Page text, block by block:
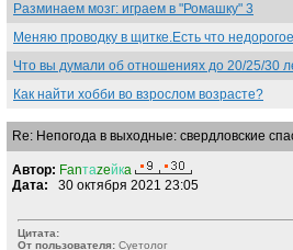
Разминаем мозг: играем в "Ромашку" 3
Меняю проводку в щитке.Есть что
Что вы думали об отношениях до 20/25/30
Как найти хобби во взрослом возрасте?
Re: Непогода в выходные: свердловские
Автор: Fanтаzeйкa
Дата: 30 октября 2021 23:05
Цитата:
От пользователя: Суетолог